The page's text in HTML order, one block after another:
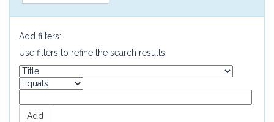
Add filters:
Use filters to refine the search results.